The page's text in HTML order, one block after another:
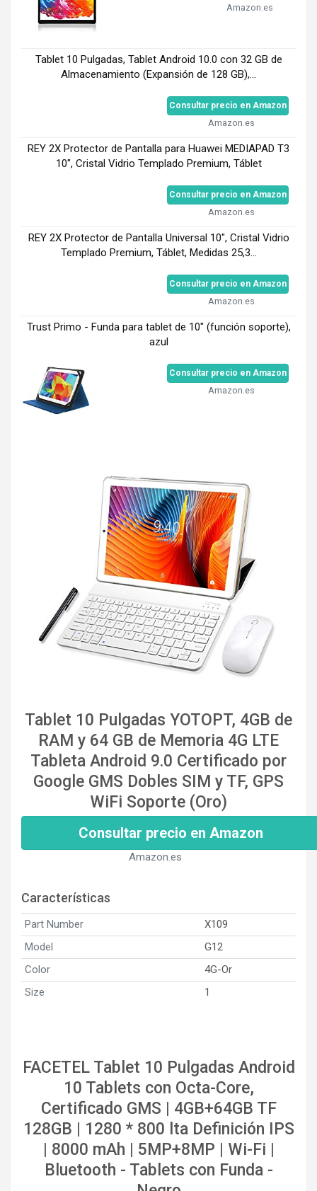
Amazon.es
Tablet 10 Pulgadas, Tablet Android 10.0 con 32 GB de
Almacenamiento (Expansión de 128 GB),...
Consultar precio en Amazon
Amazon.es
REY 2X Protector de Pantalla para Huawei MEDIAPAD T3
10", Cristal Vidrio Templado Premium, Táblet
Consultar precio en Amazon
Amazon.es
REY 2X Protector de Pantalla Universal 10", Cristal Vidrio
Templado Premium, Táblet, Medidas 25,3...
Consultar precio en Amazon
Amazon.es
Trust Primo - Funda para tablet de 10" (función soporte),
azul
Consultar precio en Amazon
Amazon.es
Tablet 10 Pulgadas YOTOPT, 4GB de
RAM y 64 GB de Memoria 4G LTE
Tableta Android 9.0 Certificado por
Google GMS Dobles SIM y TF, GPS
WiFi Soporte (Oro)
Consultar precio en Amazon
Amazon.es
Características
Part Number
X109
Model
G12
Color
4G-Or
Size
1
FACETEL Tablet 10 Pulgadas Android
10 Tablets con Octa-Core,
Certificado GMS | 4GB+64GB TF
128GB | 1280 * 800 lta Definición IPS
| 8000 mAh | 5MP+8MP | Wi-Fi |
Bluetooth - Tablets con Funda -